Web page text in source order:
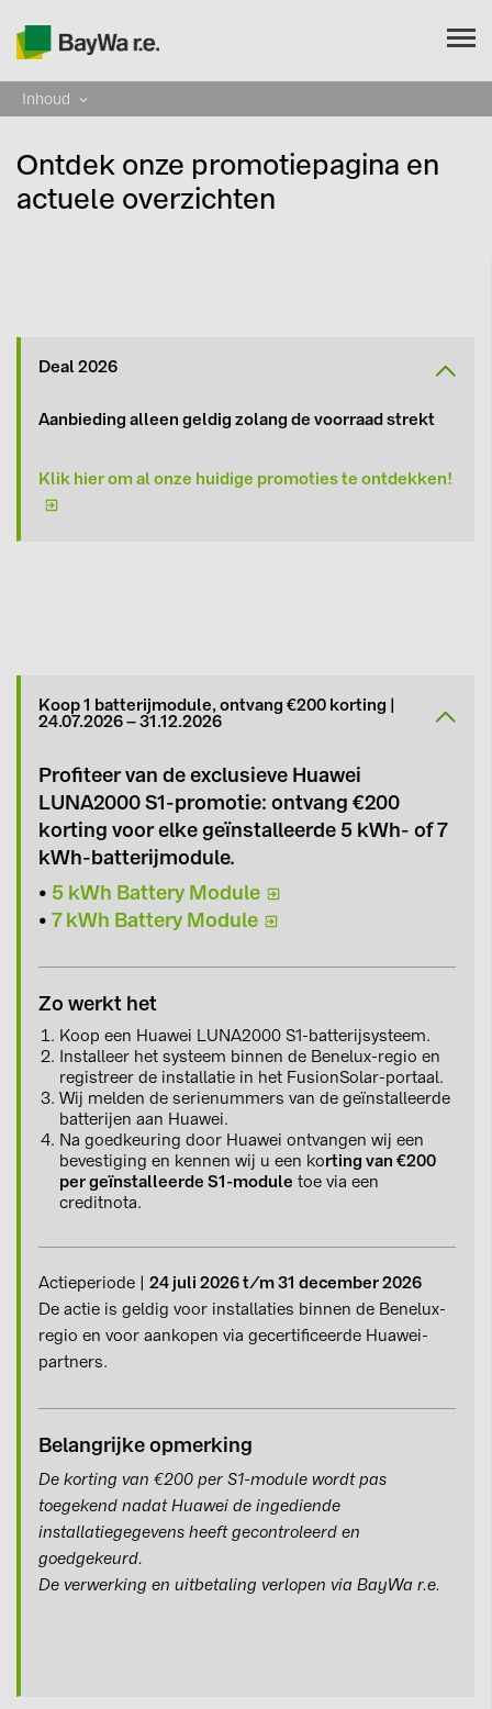
Service
Over ons
Huidige promoties
Onze aanbiedingen
Ontdek onze promotiepagina en
actuele overzichten
Deal 2026
Aanbieding alleen geldig zolang de voorraad strekt
Klik hier om al onze huidige promoties te ontdekken!
Koop 1 batterijmodule, ontvang €200 korting |
24.07.2026 – 31.12.2026
Profiteer van de exclusieve Huawei
LUNA2000 S1-promotie: ontvang €200
korting voor elke geïnstalleerde5 kWh- of 7
kWh-batterijmodule.
• 5 kWh Battery Module
• 7 kWh Battery Module
Zo werkt het
Koop een Huawei LUNA2000 S1-batterijsysteem.
Installeer het systeem binnen de Benelux-regio en
registreer de installatie in het FusionSolar-portaal.
Wij melden de serienummers van de geïnstalleerde
batterijen aan Huawei.
Na goedkeuring door Huawei ontvangen wij een
bevestiging en kennen wij u een korting van €200
per geïnstalleerde S1-module toe via een
creditnota.
Actieperiode | 24 juli 2026 t/m 31 december 2026
De actie is geldig voor installaties binnen de Benelux-
regio en voor aankopen via gecertificeerde Huawei-
partners.
Belangrijke opmerking
De korting van €200 per S1-module wordt pas
toegekend nadat Huawei de ingediende
installatiegegevens heeft gecontroleerd en
goedgekeurd.
De verwerking en uitbetaling verlopen via BayWa r.e.
Inhoud